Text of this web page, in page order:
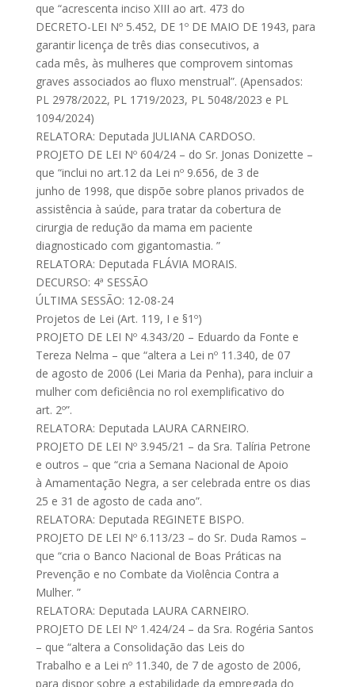
que “acrescenta inciso XIII ao art. 473 do
DECRETO-LEI Nº 5.452, DE 1º DE MAIO DE 1943, para
garantir licença de três dias consecutivos, a
cada mês, às mulheres que comprovem sintomas
graves associados ao fluxo menstrual”. (Apensados:
PL 2978/2022, PL 1719/2023, PL 5048/2023 e PL
1094/2024)
RELATORA: Deputada JULIANA CARDOSO.
PROJETO DE LEI Nº 604/24 – do Sr. Jonas Donizette –
que “inclui no art.12 da Lei nº 9.656, de 3 de
junho de 1998, que dispõe sobre planos privados de
assistência à saúde, para tratar da cobertura de
cirurgia de redução da mama em paciente
diagnosticado com gigantomastia. ”
RELATORA: Deputada FLÁVIA MORAIS.
DECURSO: 4ª SESSÃO
ÚLTIMA SESSÃO: 12-08-24
Projetos de Lei (Art. 119, I e §1º)
PROJETO DE LEI Nº 4.343/20 – Eduardo da Fonte e
Tereza Nelma – que “altera a Lei nº 11.340, de 07
de agosto de 2006 (Lei Maria da Penha), para incluir a
mulher com deficiência no rol exemplificativo do
art. 2º”.
RELATORA: Deputada LAURA CARNEIRO.
PROJETO DE LEI Nº 3.945/21 – da Sra. Talíria Petrone
e outros – que “cria a Semana Nacional de Apoio
à Amamentação Negra, a ser celebrada entre os dias
25 e 31 de agosto de cada ano”.
RELATORA: Deputada REGINETE BISPO.
PROJETO DE LEI Nº 6.113/23 – do Sr. Duda Ramos –
que “cria o Banco Nacional de Boas Práticas na
Prevenção e no Combate da Violência Contra a
Mulher. ”
RELATORA: Deputada LAURA CARNEIRO.
PROJETO DE LEI Nº 1.424/24 – da Sra. Rogéria Santos
– que “altera a Consolidação das Leis do
Trabalho e a Lei nº 11.340, de 7 de agosto de 2006,
para dispor sobre a estabilidade da empregada do